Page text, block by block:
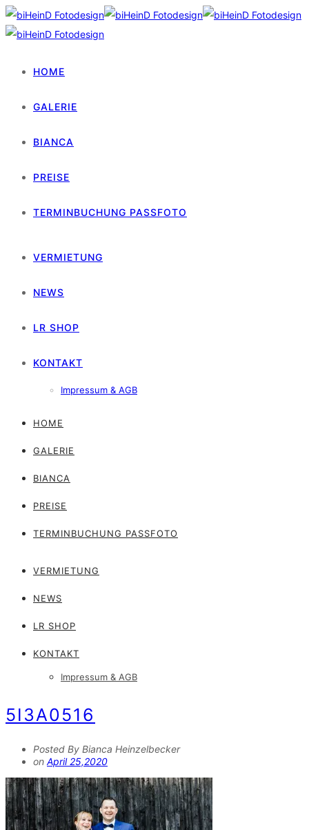
HOME
GALERIE
BIANCA
PREISE
TERMINBUCHUNG PASSFOTO
VERMIETUNG
NEWS
LR SHOP
KONTAKT
Impressum & AGB
HOME
GALERIE
BIANCA
PREISE
TERMINBUCHUNG PASSFOTO
VERMIETUNG
NEWS
LR SHOP
KONTAKT
Impressum & AGB
5I3A0516
Posted By Bianca Heinzelbecker
on April 25,2020